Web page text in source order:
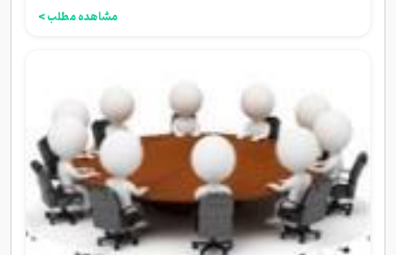
مشاهده مطلب >